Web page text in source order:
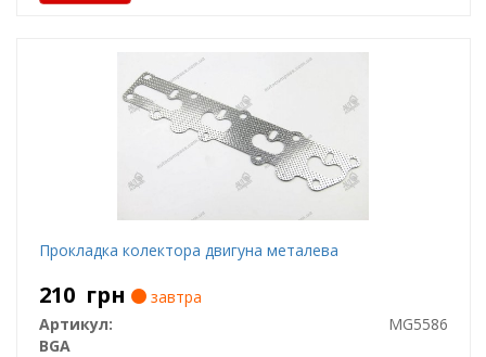
Прокладка колектора двигуна металева
210 грн
завтра
Артикул:
MG5586
BGA